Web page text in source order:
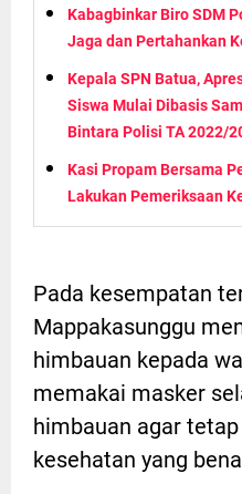
Kabagbinkar Biro SDM
Jaga dan Pertahankan
Kepala SPN Batua,
Siswa Mulai Dibasis
Bintara Polisi TA 2022/
Kasi Propam Bersama
Lakukan Pemeriksaan
Pada kesempatan
Mappakasunggu
himbauan kepada
memakai masker
himbauan agar
kesehatan yang